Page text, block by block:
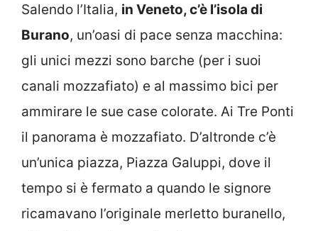
Salendo l’Italia, in Veneto, c’è l’isola di
Burano, un’oasi di pace senza macchina:
gli unici mezzi sono barche (per i suoi
canali mozzafiato) e al massimo bici per
ammirare le sue case colorate. Ai Tre Ponti
il panorama è mozzafiato. D’altronde c’è
un’unica piazza, Piazza Galuppi, dove il
tempo si è fermato a quando le signore
ricamavano l’originale merletto buranello,